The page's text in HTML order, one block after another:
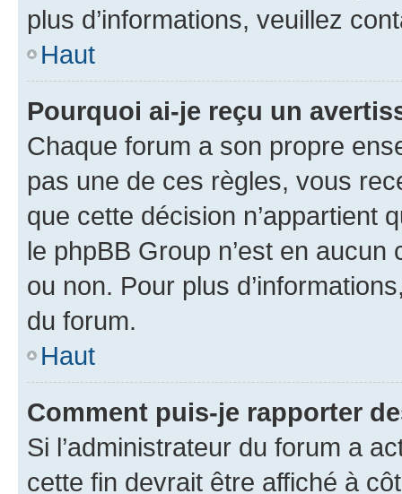
plus d’informations, veuillez
Haut
Pourquoi ai-je reçu un
Chaque forum a son propre
pas une de ces règles, vous
que cette décision n’appartient
le phpBB Group n’est en
ou non. Pour plus
du forum.
Haut
Comment puis-je rapporter
Si l’administrateur du forum a
cette fin devrait être affiché à